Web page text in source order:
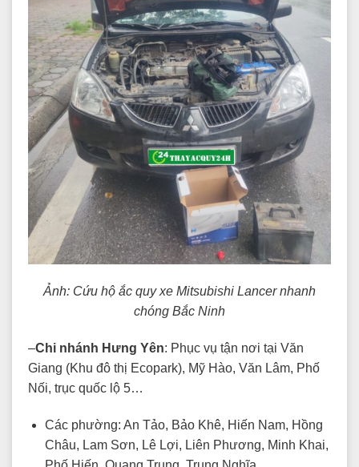
Ảnh: Cứu hộ ắc quy xe Mitsubishi Lancer nhanh
chóng Bắc Ninh
–Chi nhánh Hưng Yên: Phục vụ tận nơi tại Văn
Giang (Khu đô thị Ecopark), Mỹ Hào, Văn Lâm, Phố
Nối, trục quốc lộ 5…
Các phường: An Tảo, Bảo Khê, Hiến Nam, Hồng
Châu, Lam Sơn, Lê Lợi, Liên Phương, Minh Khai,